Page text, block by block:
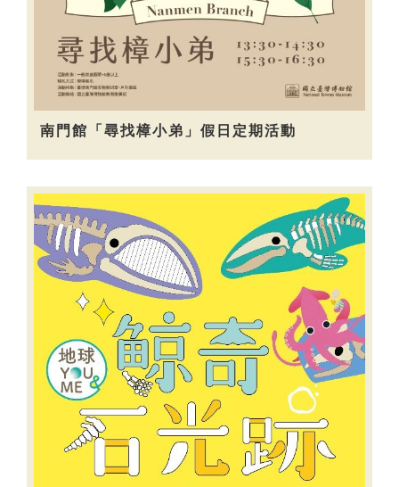
南門館「尋找樟小弟」假日定期活動